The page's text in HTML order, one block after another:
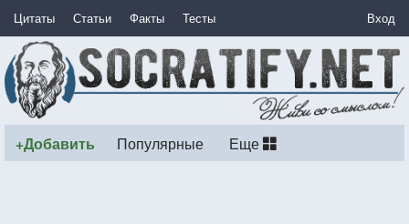
Цитаты Статьи Факты Тесты Вход
+Добавить Популярные Еще